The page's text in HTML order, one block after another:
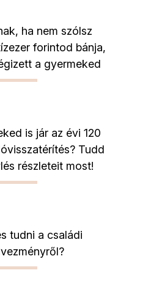
ha nem szólsz
forintod bánja,
a gyermeked
is jár az évi 120
Tudd
részleteit most!
tudni a családi